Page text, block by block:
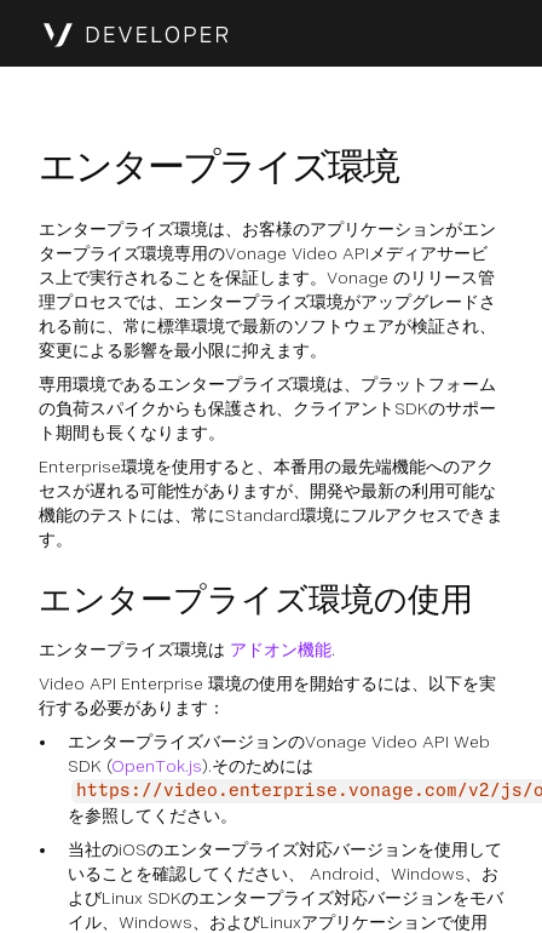
エンタープライズ環境
エンタープライズ環境は、お客様のアプリケーションがエン
タープライズ環境専用のVonage Video APIメディアサービ
ス上で実行されることを保証します。Vonage のリリース管
理プロセスでは、エンタープライズ環境がアップグレードさ
れる前に、常に標準環境で最新のソフトウェアが検証され、
変更による影響を最小限に抑えます。
専用環境であるエンタープライズ環境は、プラットフォーム
の負荷スパイクからも保護され、クライアントSDKのサポー
ト期間も長くなります。
Enterprise環境を使用すると、本番用の最先端機能へのアク
セスが遅れる可能性がありますが、開発や最新の利用可能な
機能のテストには、常にStandard環境にフルアクセスできま
す。
エンタープライズ環境の使用
エンタープライズ環境は アドオン機能.
Video API Enterprise 環境の使用を開始するには、以下を実
行する必要があります：
エンタープライズバージョンのVonage Video API Web
SDK (OpenTok.js).そのためには
https://video.enterprise.vonage.com/v2/js/
を参照してください。
当社のiOSのエンタープライズ対応バージョンを使用して
いることを確認してください、 Android、Windows、お
よびLinux SDKのエンタープライズ対応バージョンをモバ
イル、Windows、およびLinuxアプリケーションで使用